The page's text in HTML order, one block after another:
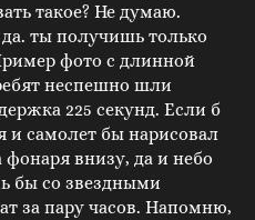
такое? Не думаю.
ты получишь только
фото с длинной
неспешно шли
225 секунд. Если б
и самолет бы нарисовал
фонаря внизу, да и небо
бы со звездными
за пару часов. Напомню,